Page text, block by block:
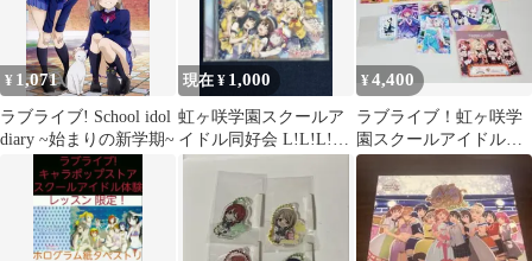
¥ 1,071
ラブライブ! School idol
diary ~始まりの新学期~
現在 ¥ 1,000
虹ヶ咲学園スクールア
イドル同好会 L!L!L!
Love the Life We
¥4,400
ラブライブ！虹ヶ咲学
園スクールアイドル同
好会 いろいろ